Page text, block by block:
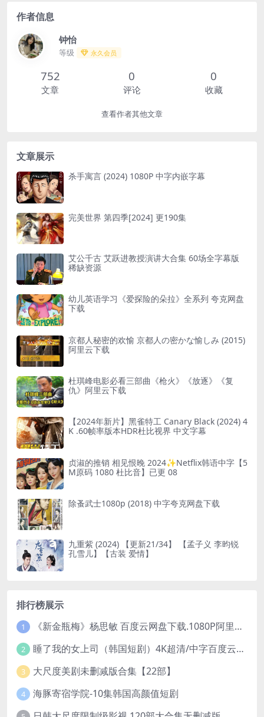
作者信息
钟怡
等级 永久会员
752
文章
0
评论
0
收藏
查看作者其他文章
文章展示
杀手寓言 (2024) 1080P 中字内嵌字幕
完美世界 第四季[2024] 更190集
艾公千古 艾跃进教授演讲大合集 60场全字幕版
稀缺资源
幼儿英语学习《爱探险的朵拉》全系列 夸克网盘
下载
京都人秘密的欢愉 京都人の密かな愉しみ (2015)
阿里云下载
杜琪峰电影必看三部曲《枪火》《放逐》《复
仇》阿里云下载
【2024年新片】黑雀特工 Canary Black (2024) 4
K .60帧率版本HDR杜比视界 中文字幕
贞淑的推销 相见恨晚 2024✨Netflix韩语中字【5
M原码 1080 杜比音】已更 08
除蚤武士1080p (2018) 中字夸克网盘下载
九重紫 (2024) 【更新21/34】 【孟子义 李昀锐
孔雪儿】【古装 爱情】
排行榜展示
1 《新金瓶梅》杨思敏 百度云网盘下载.1080P阿里下载.国语中字.(1996)
2 睡了我的女上司（韩国短剧）4K超清/中字百度云网盘下载
3 大尺度美剧未删减版合集【22部】
4 海豚寄宿学院-10集韩国高颜值短剧